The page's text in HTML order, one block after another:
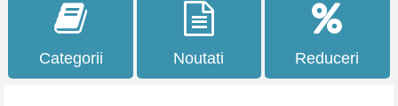
Categorii Noutati Reduceri